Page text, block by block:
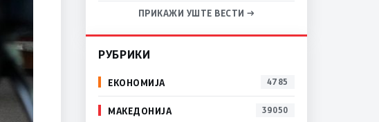
ПРИКАЖИ УШТЕ ВЕСТИ →
РУБРИКИ
ЕКОНОМИЈА 4785
МАКЕДОНИЈА 39050